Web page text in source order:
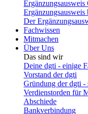
Ergänzungsausweis
Ergänzungsausweis
Der
Fachwissen
Mitmachen
Über Uns
Das sind wir
Deine dgti - einige
Vorstand der dgti
Gründung der dgti -
Verdienstorden für
Abschiede
Bankverbindung